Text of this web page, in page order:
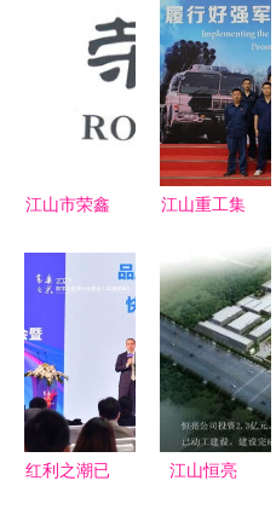
强榜首，江
山集团等老
牌劲旅持续
好看——中
国陶瓷产业
总部基地15
年变奏曲
江山市荣鑫
江山集团旗
业
江山重工集
宣传月活动
正式启动
红利之潮已
江山恒亮